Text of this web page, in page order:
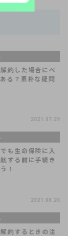
約した場合にペ
る？素朴な疑問
2021.07.29
も生命保険に入
する前に手続き
！
2021.08.20
約するときの注